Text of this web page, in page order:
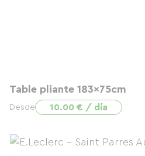
Table pliante 183x75cm
Desde 10.00 € / día